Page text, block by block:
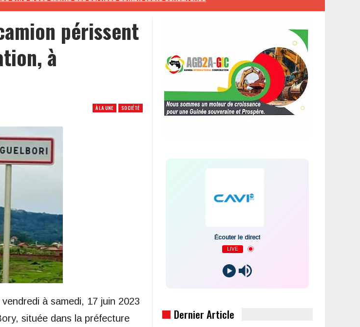
périssent
à
À LA UNE SOCIÉTÉ
à samedi, 17 juin 2023
située dans la préfecture
Écouter le direct
LIVE
Dernier Article